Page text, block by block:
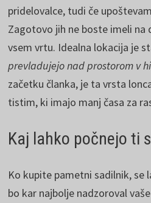
pridelovalce, tudi če
Zagotovo jih ne boste imeli na
vsem vrtu. Idealna lokacija je
prevladujejo nad prostorom v
začetku članka, je ta vrsta
tistim, ki imajo manj časa za
Kaj lahko počnejo ti
Ko kupite pametni sadilnik, se
bo kar najbolje nadzoroval